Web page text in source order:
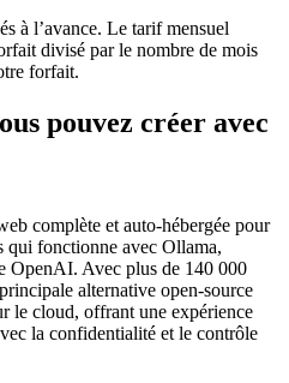
à l’avance. Le tarif mensuel
divisé par le nombre de mois
forfait.
pouvez créer avec
complète et auto-hébergée pour
qui fonctionne avec Ollama,
OpenAI. Avec plus de 140 000
alternative open-source
le cloud, offrant une expérience
la confidentialité et le contrôle